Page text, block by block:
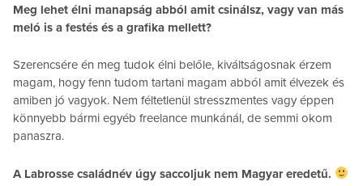
Meg lehet élni manapság abból amit csinálsz, vagy van más
meló is a festés és a grafika mellett?
Szerencsére én meg tudok élni belőle, kiváltságosnak érzem
magam, hogy fenn tudom tartani magam abból amit élvezek és
amiben jó vagyok. Nem féltetlenül stresszmentes vagy éppen
könnyebb bármi egyéb freelance munkánál, de semmi okom
panaszra.
A Labrosse családnév úgy saccoljuk nem Magyar eredetű.